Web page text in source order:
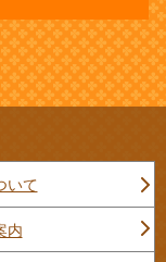
いて
内